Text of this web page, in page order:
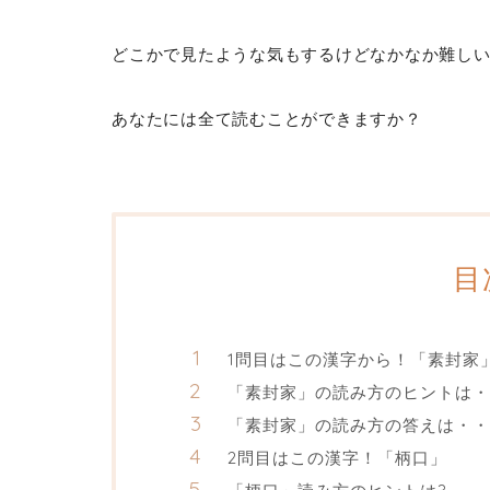
どこかで見たような気もするけどなかなか難し
あなたには全て読むことができますか？
目
1問目はこの漢字から！「素封家」
「素封家」の読み方のヒントは
「素封家」の読み方の答えは・・
2問目はこの漢字！「柄口」